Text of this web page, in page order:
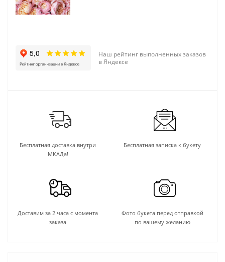
Наш рейтинг выполненных заказов
в Яндексе
Бесплатная доставка внутри
МКАДа!
Бесплатная записка к букету
Доставим за 2 часа с момента
заказа
Фото букета перед отправкой
по вашему желанию